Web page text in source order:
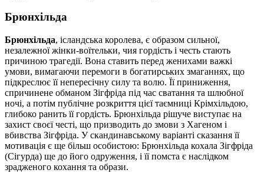
Брюнхільда
Брюнхільда, ісландська королева, є образом сильної,
незалежної жінки-воїтельки, чия гордість і честь стають
причиною трагедії. Вона ставить перед женихами важкі
умови, вимагаючи перемоги в богатирських змаганнях, що
підкреслює її непересічну силу та волю. Її приниження,
спричинене обманом Зігфріда під час сватання та шлюбної
ночі, а потім публічне розкриття цієї таємниці Крімхільдою,
глибоко ранить її гордість. Брюнхільда рішуче виступає на
захист своєї честі, що призводить до змови з Хагеном і
вбивства Зігфріда. У скандинавському варіанті сказання її
мотивація є ще більш особистою: Брюнхільда кохала Зігфріда
(Сігурда) ще до його одруження, і її помста є наслідком
зрадженого кохання та образи.